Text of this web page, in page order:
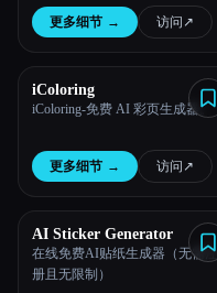
个性化、高质量的艺术肖像。
更多细节 → 访问 ↗︎
iColoring
iColoring-免费 AI 彩页生成器。
更多细节 → 访问 ↗︎
AI Sticker Generator
在线免费AI贴纸生成器（无需注
册且无限制）